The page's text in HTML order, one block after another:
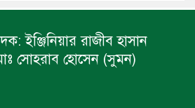
ইঞ্জিনিয়ার রাজীব হাসান
সোহরাব হোসেন (সুমন)